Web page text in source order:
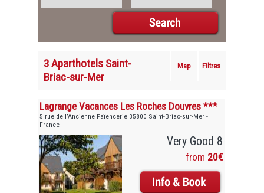
3 Aparthotels Saint-
Briac-sur-Mer
Map Filtres
Lagrange Vacances Les Roches Douvres ***
5 rue de l’Ancienne Faïencerie 35800 Saint-Briac-sur-Mer -
France
Very Good 8
from 20€